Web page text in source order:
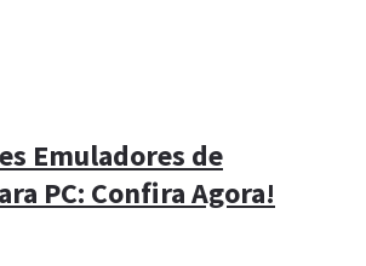
Emuladores de
PC: Confira Agora!